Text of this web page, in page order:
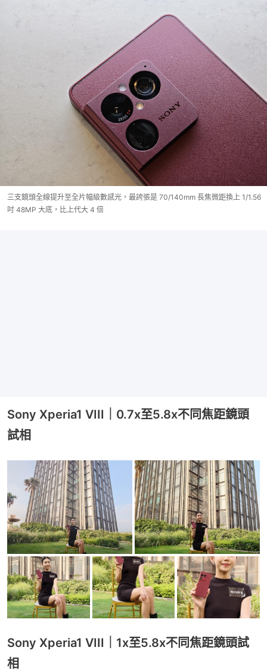
三支鏡頭全線提升至全片幅級數感光，最誇張是 70/140mm 長焦微距換上 1/1.56
吋 48MP 大底，比上代大 4 倍
Sony Xperia1 VIII｜0.7x至5.8x不同焦距鏡頭
試相
Sony Xperia1 VIII｜1x至5.8x不同焦距鏡頭試
相